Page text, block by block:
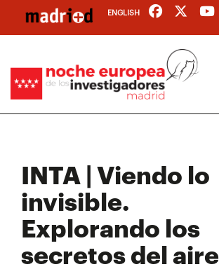
contenido
ENGLISH
INTA | Viendo lo
invisible.
Explorando los
secretos del aire